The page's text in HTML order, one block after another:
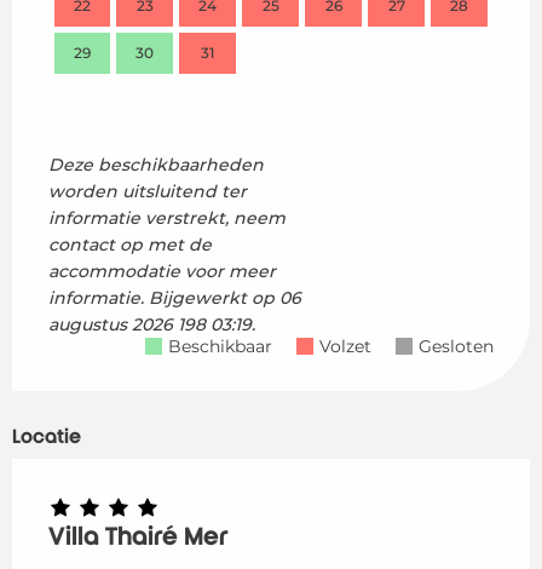
22 23 24 25 26 27 28
29 30 31
Deze beschikbaarheden
worden uitsluitend ter
informatie verstrekt, neem
contact op met de
accommodatie voor meer
informatie. Bijgewerkt op 06
augustus 2026 198 03:19.
Beschikbaar
Volzet Gesloten
Locatie
Villa Thairé Mer